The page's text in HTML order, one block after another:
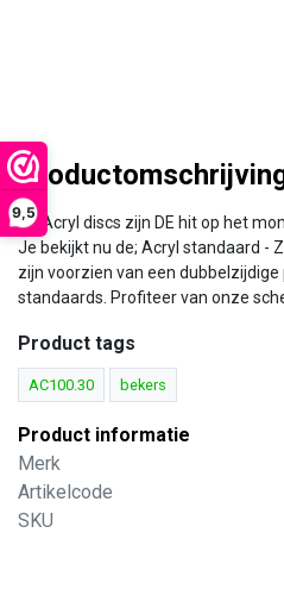
9,5
De Acryl discs zijn DE hit op het
Je bekijkt nu de; Acryl standaard -
zijn voorzien van een
standaards. Profiteer van onze
Product tags
AC100.30 bekers
Product informatie
Merk
Artikelcode
SKU
Afslagen